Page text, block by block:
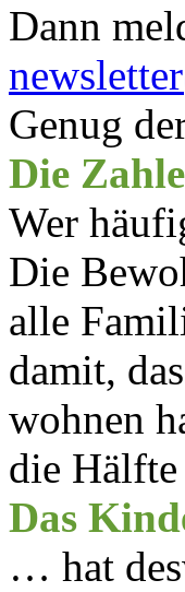
Dann
Genug
Die
Wer
Die
alle
damit,
wohnen
die
Das
… hat